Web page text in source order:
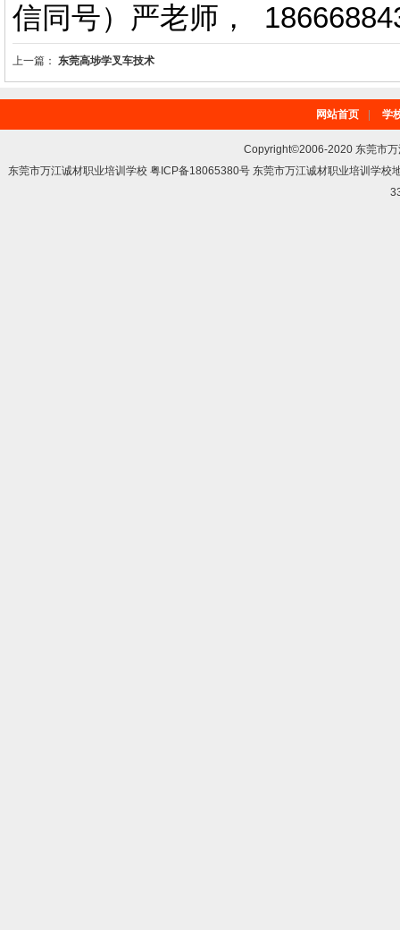
信同号）严老师 ，
上一篇： 东莞高埗学叉车技术
网站首页 学
Copyright©2006-2020 东莞市
东莞市万江诚材职业培训学校 粤ICP备18065380号 东莞市万江诚材职业培训学